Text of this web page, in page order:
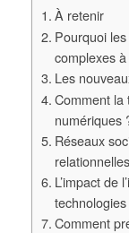
À retenir
Pourquoi
complexes
Les
Comment la
numériques
Réseaux
relationnelles
L’impact de
Comment